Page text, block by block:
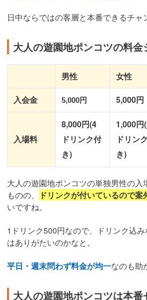
日中ならではの客層と本番できるチャ
大人の遊園地ポンコツの料金
男性 女性
入会金 5,000円 5,000円
入場料
8,000円(4
ドリンク付
き)
1,000円
ドリン
き)
大人の遊園地ポンコツの単独男性の入
ものの、
ドリンクが付いているので案
いですね。
1ドリンク500円なので、ドリンク込
はありがたいのかなと。
平日・週末問わず料金が均一なのも助
大人の遊園地ポンコツは本番